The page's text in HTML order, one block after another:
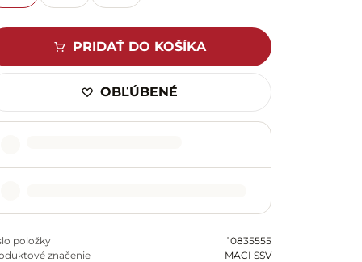
PRIDAŤ DO KOŠÍKA
OBĽÚBENÉ
položky
10835555
značenie
MACI SSV